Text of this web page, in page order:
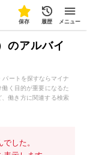
保存 履歴 メニュー
のアルバイ
ートを探すならマイナ
く目的が重要になるた
働き方に関連する検索
した。